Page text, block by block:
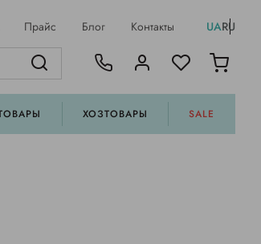
Прайс Блог Контакты UARU
ХОЗТОВАРЫ SALE